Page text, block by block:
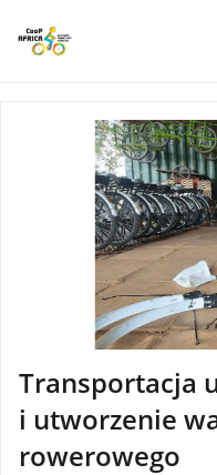
Transportacja
i utworzenie
rowerowego